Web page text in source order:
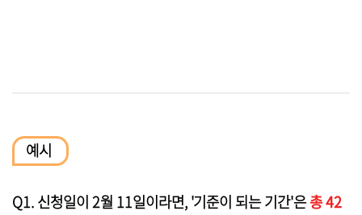
예시
Q1. 신청일이 2월 11일이라면, '기준이 되는 기간'은총 42